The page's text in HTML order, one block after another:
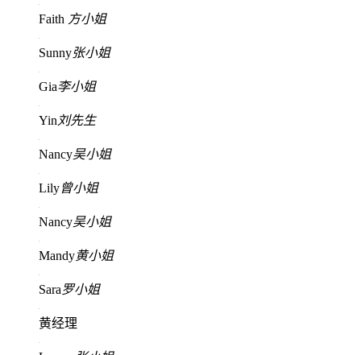
Faith 方小姐
Sunny张小姐
Gia李小姐
Yin 刘先生
Nancy吴小姐
Lily曾小姐
Nancy吴小姐
Mandy黄小姐
Sara罗小姐
黄经理